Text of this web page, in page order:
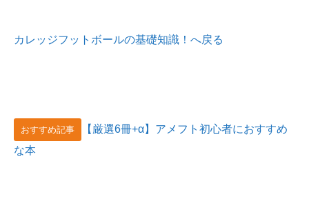
カレッジフットボールの基礎知識！へ戻る
おすすめ記事
【厳選6冊+α】アメフト初心者におすすめ
な本